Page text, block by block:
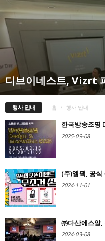
디브이네스트, Vizrt
행사 안내 홈 행사 안내
한국방송조명
2025-09-08
(주)엠팩, 공식
2024-11-01
㈜다산에스알,
2024-03-08